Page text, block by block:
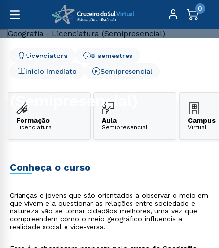
0
Graduação
Educação
Geografia - Licenciatura (Semipresencial)
(Semipresencial)
Início Imediato
8 semestres
Licenciatura
Semipresencial
Formação
Licenciatura
Aula
Semipresencial
Campus
Virtual
Conheça o curso
Crianças e jovens que são orientados a observar o meio em
que vivem e a questionar as relações entre sociedade e
natureza vão se tornar cidadãos melhores, uma vez que
compreendem como o meio geográfico influencia a
realidade social e vice-versa.